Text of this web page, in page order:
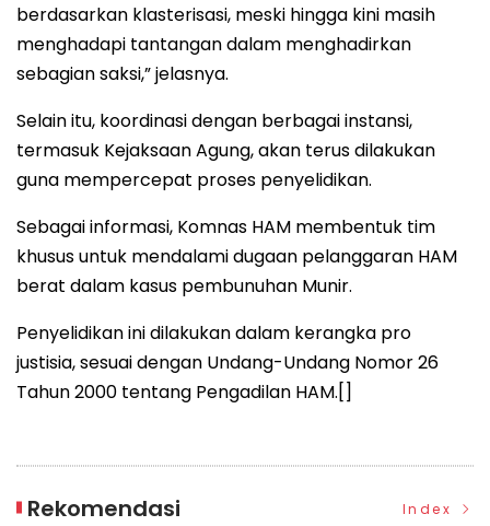
berdasarkan klasterisasi, meski hingga kini masih
menghadapi tantangan dalam menghadirkan
sebagian saksi,” jelasnya.
Selain itu, koordinasi dengan berbagai instansi,
termasuk Kejaksaan Agung, akan terus dilakukan
guna mempercepat proses penyelidikan.
Sebagai informasi, Komnas HAM membentuk tim
khusus untuk mendalami dugaan pelanggaran HAM
berat dalam kasus pembunuhan Munir.
Penyelidikan ini dilakukan dalam kerangka pro
justisia, sesuai dengan Undang-Undang Nomor 26
Tahun 2000 tentang Pengadilan HAM.[]
Rekomendasi Index